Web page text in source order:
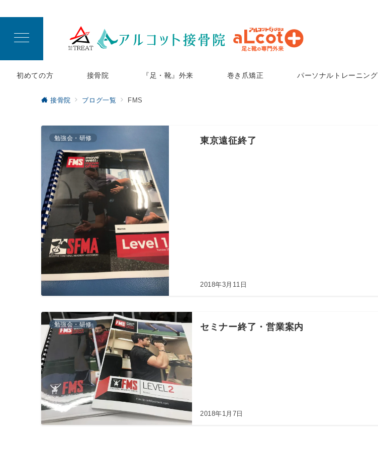
初めての方 接骨院 『足・靴』外来 巻き爪矯正 パーソナルトレーニング
接骨院 ブログ一覧 FMS
勉強会・研修 東京遠征終了
2018年3月11日
勉強会・研修 セミナー終了・営業案内
2018年1月7日